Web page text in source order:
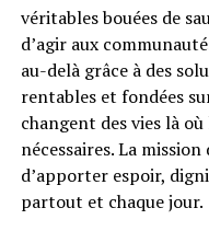
véritables bouées de
d’agir aux
au-delà grâce à des
rentables et fondées
changent des vies là
nécessaires. La
d’apporter espoir,
partout et chaque jour.